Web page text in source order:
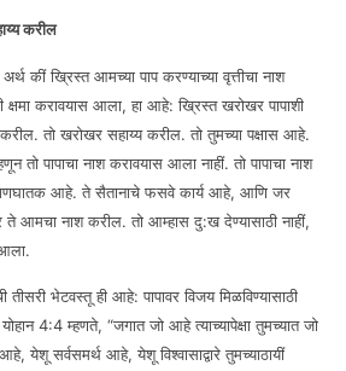
करील
कीं ख्रिस्त आमच्या पाप करण्याच्या वृत्तीचा नाश
क्षमा करावयास आला, हा आहे: ख्रिस्त खरोखर पापाशी
तो खरोखर सहाय्य करील. तो तुमच्या पक्षास आहे.
तो पापाचा नाश करावयास आला नाहीं. तो पापाचा नाश
आहे. ते सैतानाचे फसवे कार्य आहे, आणि जर
ते आमचा नाश करील. तो आम्हास दु:ख देण्यासाठी नाहीं,
तीसरी भेटवस्तू ही आहे: पापावर विजय मिळविण्यासाठी
4:4 म्हणते, “जगात जो आहे त्याच्यापेक्षा तुमच्यात जो
येशू सर्वसमर्थ आहे, येशू विश्वासाद्वारे तुमच्याठायीं